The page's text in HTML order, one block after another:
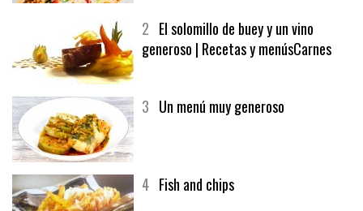
2 El solomillo de buey y un vino
generoso | Recetas y menúsCarnes
3 Un menú muy generoso
4 Fish and chips